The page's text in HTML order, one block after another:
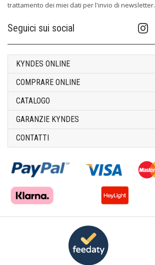
trattamento dei miei dati per l'invio di newsletter.
Seguici sui social
KYNDES ONLINE
COMPRARE ONLINE
CATALOGO
GARANZIE KYNDES
CONTATTI